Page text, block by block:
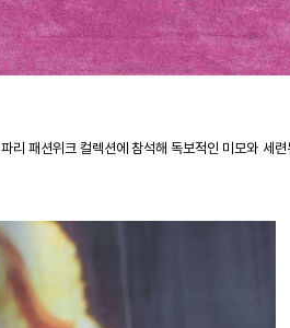
파리 패션위크 컬렉션에 참석해 독보적인 미모와 세